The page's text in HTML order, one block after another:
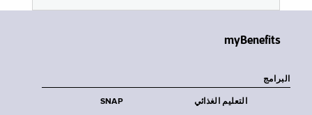
myBenefits
البرامج
SNAP التعليم الغذائي